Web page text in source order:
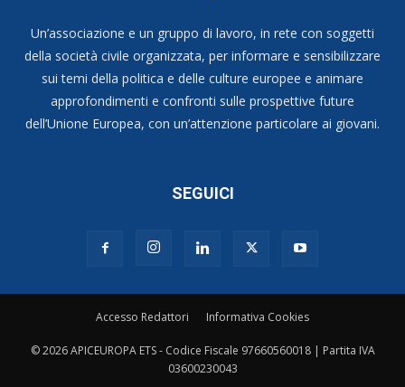
Un’associazione e un gruppo di lavoro, in rete con soggetti
della società civile organizzata, per informare e sensibilizzare
sui temi della politica e delle culture europee e animare
approfondimenti e confronti sulle prospettive future
dell’Unione Europea, con un’attenzione particolare ai giovani.
SEGUICI
Accesso Redattori Informativa Cookies
© 2026 APICEUROPA ETS - Codice Fiscale 97660560018 | Partita IVA
03600230043